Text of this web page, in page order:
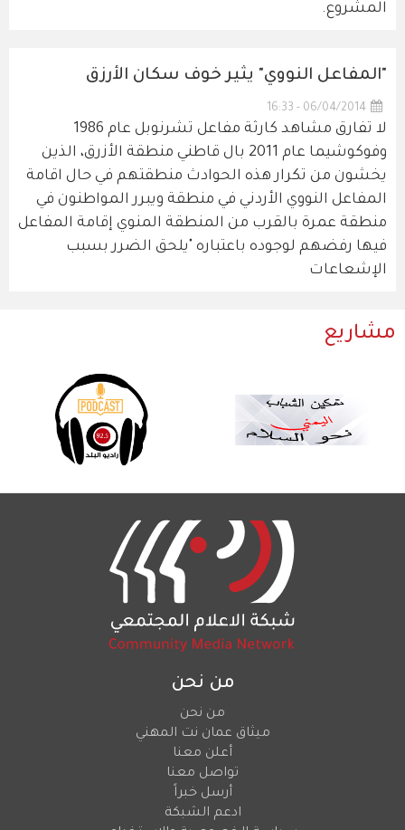
المشروع.
"المفاعل النووي" يثير خوف سكان الأرزق
06/04/2014 - 16:33
لا تفارق مشاهد كارثة مفاعل تشرنوبل عام 1986
وفوكوشيما عام 2011 بال قاطني منطقة الأزرق، الذين
يخشون من تكرار هذه الحوادث منطقتهم في حال اقامة
المفاعل النووي الأردني في منطقة ويبرر المواطنون في
منطقة عمرة بالقرب من المنطقة المنوي إقامة المفاعل
فيها رفضهم لوجوده باعتباره "يلحق الضرر بسبب
الإشعاعات
مشاريع
من نحن
من نحن
ميثاق عمان نت المهني
أعلن معنا
تواصل معنا
أرسل خبراً
ادعم الشبكة